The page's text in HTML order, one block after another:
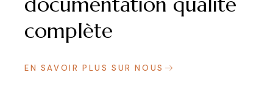
complète
EN SAVOIR PLUS SUR NOUS